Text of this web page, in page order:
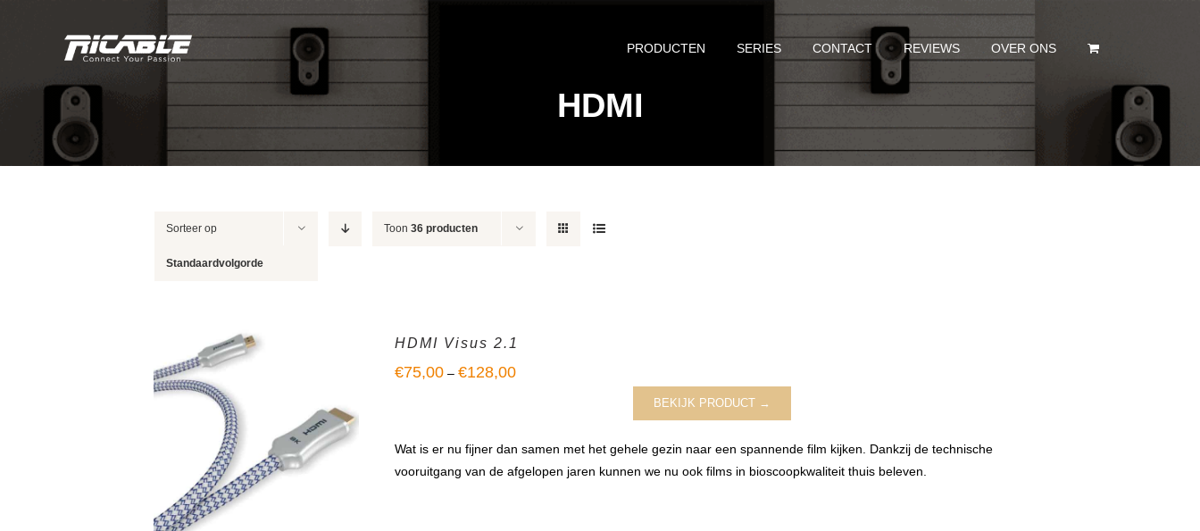
PRODUCTEN SERIES CONTACT REVIEWS OVER ONS
HDMI
Sorteer op
Standaardvolgorde
Toon 36 producten
HDMI Visus 2.1
€75,00 – €128,00
BEKIJK PRODUCT →
Wat is er nu fijner dan samen met het gehele gezin naar een spannende film kijken. Dankzij de technische
vooruitgang van de afgelopen jaren kunnen we nu ook films in bioscoopkwaliteit thuis beleven.